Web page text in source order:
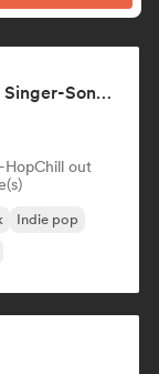
Quiet Hours, Loud Minds 🔮 Singer-Songwriter, Bedroom Pop & Dream Pop
HopChill out
Indie pop